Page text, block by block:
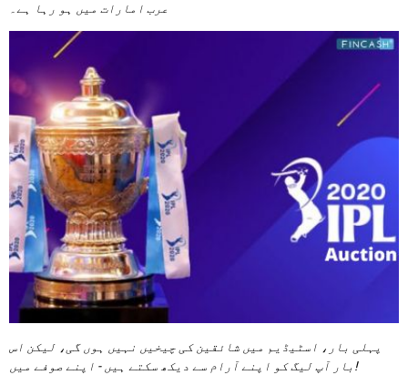
عرب امارات میں ہو رہا ہے۔
پہلی بار، اسٹیڈیم میں شائقین کی چیخیں نہیں ہوں گی، لیکن اس
بار آپ لیگ کو اپنے آرام سے دیکھ سکتے ہیں - اپنے صوفے میں!